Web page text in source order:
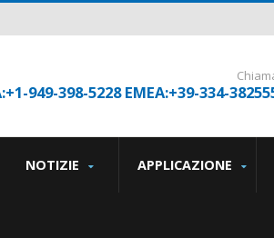
949-398-5228 EMEA:+39-334-
NOTIZIE APPLICAZIONE